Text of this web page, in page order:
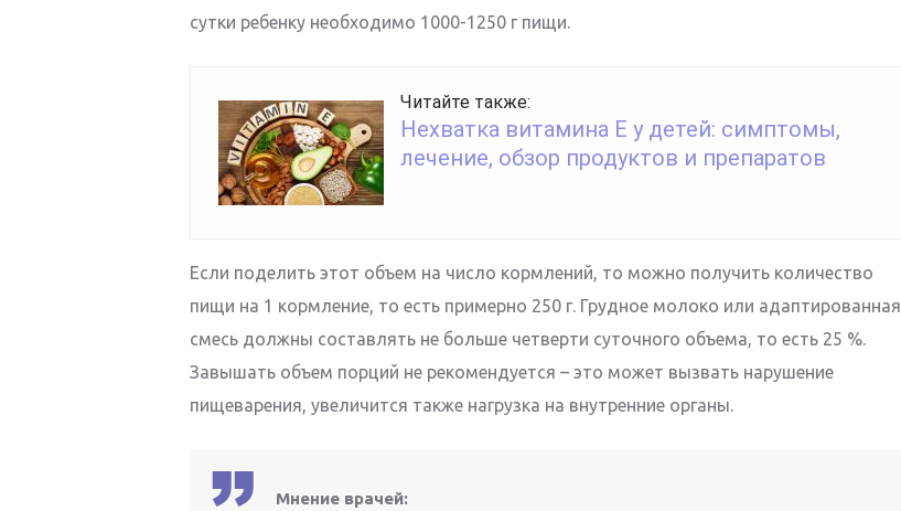
сутки ребенку необходимо 1000-1250 г пищи.
Читайте также:
Нехватка витамина Е у детей: симптомы,
лечение, обзор продуктов и препаратов
Если поделить этот объем на число кормлений, то можно получить количество
пищи на 1 кормление, то есть примерно 250 г. Грудное молоко или адаптированная
смесь должны составлять не больше четверти суточного объема, то есть 25 %.
Завышать объем порций не рекомендуется – это может вызвать нарушение
пищеварения, увеличится также нагрузка на внутренние органы.
Мнение врачей: